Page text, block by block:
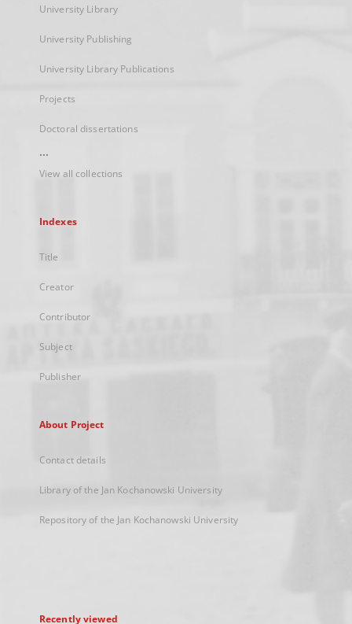
University Library
University Publishing
University Library Publications
Projects
Doctoral dissertations
...
View all collections
Indexes
Title
Creator
Contributor
Subject
Publisher
About Project
Contact details
Library of the Jan Kochanowski University
Repository of the Jan Kochanowski University
Recently viewed